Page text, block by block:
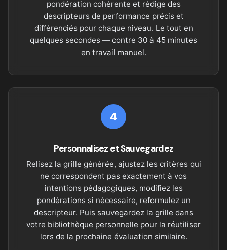
pondération cohérente et rédige des
descripteurs de performance précis et
différenciés pour chaque niveau. Le tout en
quelques secondes — contre 30 à 45 minutes
en travail manuel.
4
Personnalisez et Sauvegardez
Relisez la grille générée, ajustez les critères qui
ne correspondent pas exactement à vos
intentions pédagogiques, modifiez les
pondérations si nécessaire, reformulez un
descripteur. Puis sauvegardez la grille dans
votre bibliothèque personnelle pour la réutiliser
lors de la prochaine évaluation similaire.